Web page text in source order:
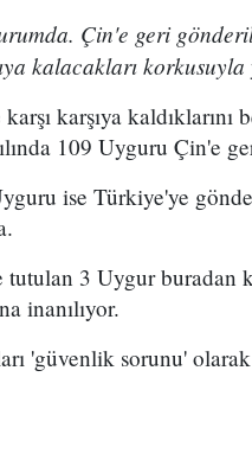
Çin'e geri
kalacakları
karşıya
109 Uyguru Çin'e
ise Türkiye'ye
3 Uygur buradan
inanılıyor.
'güvenlik sorunu'